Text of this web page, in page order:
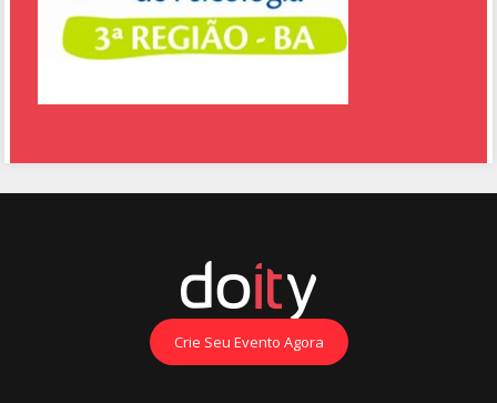
Crie Seu Evento Agora